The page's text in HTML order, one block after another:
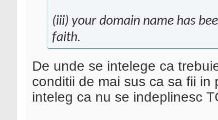
(iii) your domain name has
faith.
De unde se intelege ca
conditii de mai sus ca sa fii in
inteleg ca nu se indeplinesc